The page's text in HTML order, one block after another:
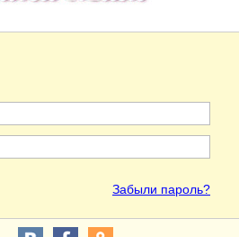
Забыли пароль?